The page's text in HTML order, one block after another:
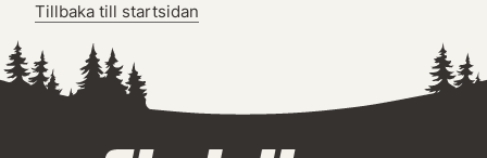
Tillbaka till startsidan